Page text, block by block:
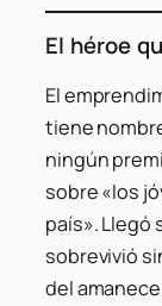
El héroe
El
tiene
ningún
sobre «los
país». Llegó
sobrevivió
del